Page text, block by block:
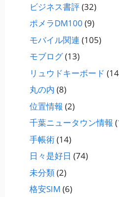
ビジネス書評(32)
ポメラDM100 (9)
モバイル関連 (105)
モブログ(13)
リュウドキーボード
丸の内 (8)
位置情報 (2)
千葉ニュータウン情報
手帳術(14)
日々是好日 (74)
未分類(2)
格安SIM (6)